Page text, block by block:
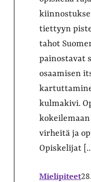
tiettyyn
tahot
painostavat
osaamisen
kulmakivi.
virheitä ja
Opiskelijat
Mielipiteet